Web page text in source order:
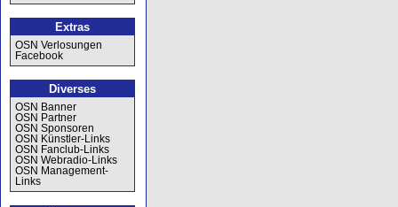
Extras
OSN Verlosungen
Facebook
Diverses
OSN Banner
OSN Partner
OSN Sponsoren
OSN Künstler-Links
OSN Fanclub-Links
OSN Webradio-Links
OSN Management-
Links